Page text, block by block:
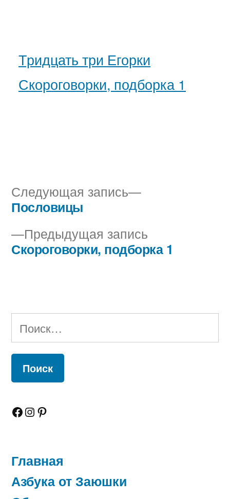
Тридцать три Егорки
Скороговорки, подборка 1
Навигация
по
записям
Предыдущая запись
запись:
Скороговорки, подборка 1
Следующая запись
Следующая
Пословицы
Найти:
Facebook
Instagram
Pinterest
Главная
Азбука от Заюшки